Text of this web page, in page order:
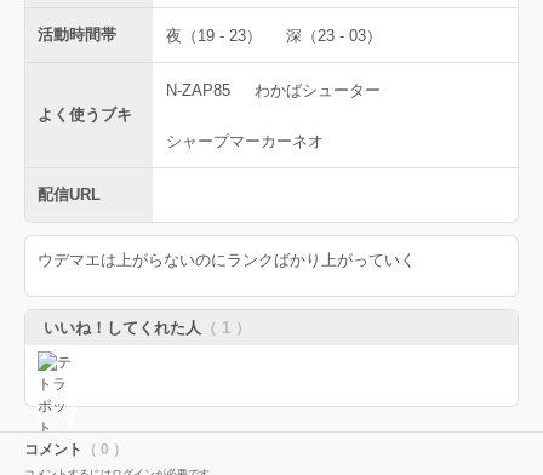
活動時間帯 夜（19 - 23） 深（23 - 03）
よく使うブキ
N-ZAP85 わかばシューター
シャープマーカーネオ
配信URL
ウデマエは上がらないのにランクばかり上がっていく
いいね！してくれた人 （ 1 ）
コメント （ 0 ）